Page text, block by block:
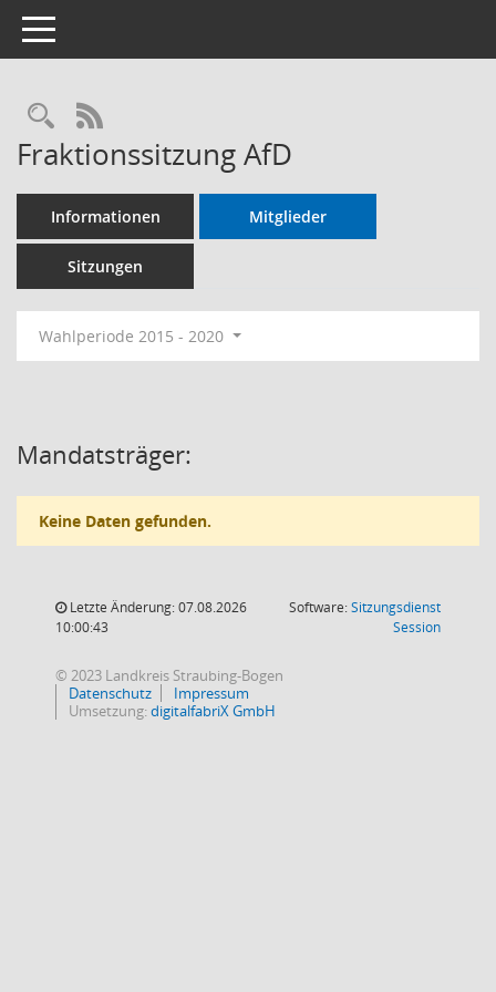
Toggle navigation
RSS-Feed
Fraktionssitzung AfD
Informationen Mitglieder
Sitzungen
Wahlperiode 2015 - 2020
Mandatsträger:
Keine Daten gefunden.
Letzte Änderung: 07.08.2026
10:00:43
Software:Sitzungsdienst
Session(Wird in
© 2023 Landkreis Straubing-Bogen
Datenschutz
Impressum
Umsetzung:digitalfabriX GmbH